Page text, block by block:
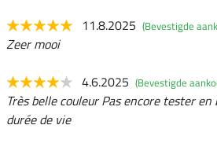
11.8.2025 (Bevestigde
Zeer mooi
4.6.2025 (Bevestigde
Très belle couleur Pas encore tester
durée de vie